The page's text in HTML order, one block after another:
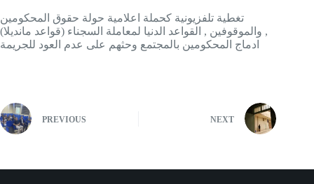
تغطية تلفزيونية كحملة اعلامية حولة حقوق المحكومين
والموقوفين , القواعد الدنيا لمعاملة السجناء (قواعد مانديلا) ,
ادماج المحكومين بالمجتمع وحثهم على عدم العود للجريمة
PREVIOUS NEXT